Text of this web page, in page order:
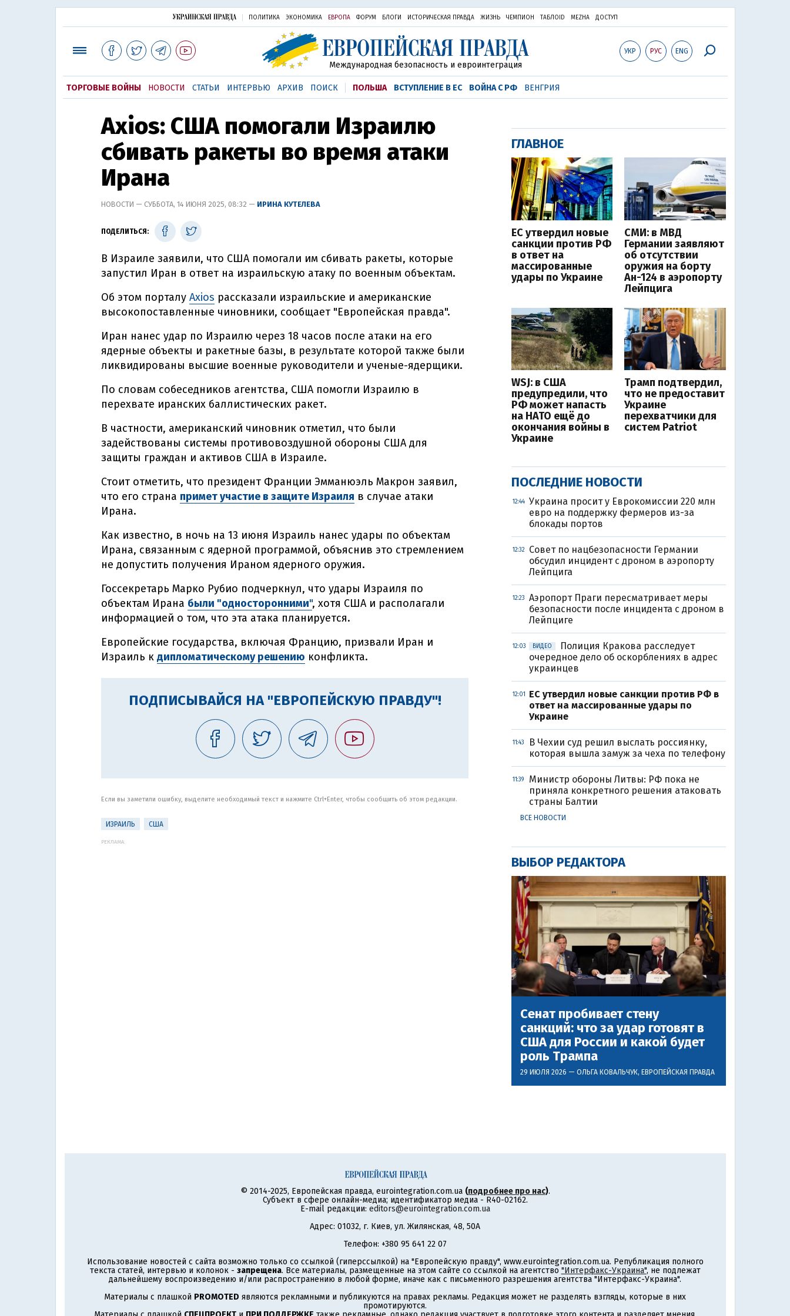
ПОЛИТИКА ЭКОНОМИКА ЕВРОПА ФОРУМ БЛОГИ ИСТОРИЧЕСКАЯ ПРАВДА ЖИЗНЬ ЧЕМПИОН ТАБЛОID MEZHA ДОСТУП
УКР РУС ENG
Международная безопасность и евроинтеграция
ТОРГОВЫЕ ВОЙНЫ НОВОСТИ СТАТЬИ ИНТЕРВЬЮ АРХИВ ПОИСК ПОЛЬША ВСТУПЛЕНИЕ В ЕС ВОЙНА С РФ ВЕНГРИЯ
Axios: США помогали Израилю
сбивать ракеты во время атаки
Ирана
НОВОСТИ — СУББОТА, 14 ИЮНЯ 2025, 08:32 — ИРИНА КУТЕЛЕВА
ПОДЕЛИТЬСЯ:
В Израиле заявили, что США помогали им сбивать ракеты, которые
запустил Иран в ответ на израильскую атаку по военным объектам.
Об этом порталу Axios рассказали израильские и американские
высокопоставленные чиновники, сообщает "Европейская правда".
Иран нанес удар по Израилю через 18 часов после атаки на его
ядерные объекты и ракетные базы, в результате которой также были
ликвидированы высшие военные руководители и ученые-ядерщики.
По словам собеседников агентства, США помогли Израилю в
перехвате иранских баллистических ракет.
В частности, американский чиновник отметил, что были
задействованы системы противовоздушной обороны США для
защиты граждан и активов США в Израиле.
Стоит отметить, что президент Франции Эмманюэль Макрон заявил,
что его страна примет участие в защите Израиля в случае атаки
Ирана.
Как известно, в ночь на 13 июня Израиль нанес удары по объектам
Ирана, связанным с ядерной программой, объяснив это стремлением
не допустить получения Ираном ядерного оружия.
Госсекретарь Марко Рубио подчеркнул, что удары Израиля по
объектам Ирана были "односторонними", хотя США и располагали
информацией о том, что эта атака планируется.
Европейские государства, включая Францию, призвали Иран и
Израиль к дипломатическому решению конфликта.
ПОДПИСЫВАЙСЯ НА "ЕВРОПЕЙСКУЮ ПРАВДУ"!
Если вы заметили ошибку, выделите необходимый текст и нажмите Ctrl+Enter, чтобы сообщить об этом редакции.
ИЗРАИЛЬ США
РЕКЛАМА:
ГЛАВНОЕ
ЕС утвердил новые
санкции против РФ
в ответ на
массированные
удары по Украине
СМИ: в МВД
Германии заявляют
об отсутствии
оружия на борту
Ан-124 в аэропорту
Лейпцига
WSJ: в США
предупредили, что
РФ может напасть
на НАТО ещё до
окончания войны в
Украине
Трамп подтвердил,
что не предоставит
Украине
перехватчики для
систем Patriot
ПОСЛЕДНИЕ НОВОСТИ
12:44
Украина просит у Еврокомиссии 220 млн
евро на поддержку фермеров из-за
блокады портов
12:32
Совет по нацбезопасности Германии
обсудил инцидент с дроном в аэропорту
Лейпцига
12:23
Аэропорт Праги пересматривает меры
безопасности после инцидента с дроном в
Лейпциге
12:03 ВИДЕО
Полиция Кракова расследует
очередное дело об оскорблениях в адрес
украинцев
12:01
ЕС утвердил новые санкции против РФ в
ответ на массированные удары по
Украине
11:43
В Чехии суд решил выслать россиянку,
которая вышла замуж за чеха по телефону
11:39
Министр обороны Литвы: РФ пока не
приняла конкретного решения атаковать
страны Балтии
ВСЕ НОВОСТИ
ВЫБОР РЕДАКТОРА
Сенат пробивает стену
санкций: что за удар готовят в
США для России и какой будет
роль Трампа
29 ИЮЛЯ 2026 — ОЛЬГА КОВАЛЬЧУК, ЕВРОПЕЙСКАЯ ПРАВДА
© 2014-2025, Европейская правда, eurointegration.com.ua (подробнее про нас).
Субъект в сфере онлайн-медиа; идентификатор медиа - R40-02162.
E-mail редакции: editors@eurointegration.com.ua
Адрес: 01032, г. Киев, ул. Жилянская, 48, 50А
Телефон: +380 95 641 22 07
Использование новостей с сайта возможно только со ссылкой (гиперссылкой) на "Европейскую правду", www.eurointegration.com.ua. Републикация полного
текста статей, интервью и колонок - запрещена. Все материалы, размещенные на этом сайте со ссылкой на агентство "Интерфакс-Украина", не подлежат
дальнейшему воспроизведению и/или распространению в любой форме, иначе как с письменного разрешения агентства "Интерфакс-Украина".
Материалы с плашкой PROMOTED являются рекламными и публикуются на правах рекламы. Редакция может не разделять взгляды, которые в них
промотируются.